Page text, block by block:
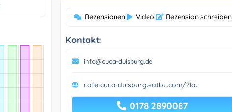
Rezensionen| Video| Rezension schreiben
Kontakt:
info@cuca-duisburg.de
cafe-cuca-duisburg.eatbu.com/?la...
0178 2890087